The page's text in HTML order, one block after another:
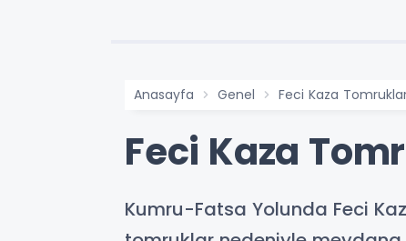
Anasayfa Genel Feci Kaza
Feci Kaza
Kumru-Fatsa Yolunda Feci